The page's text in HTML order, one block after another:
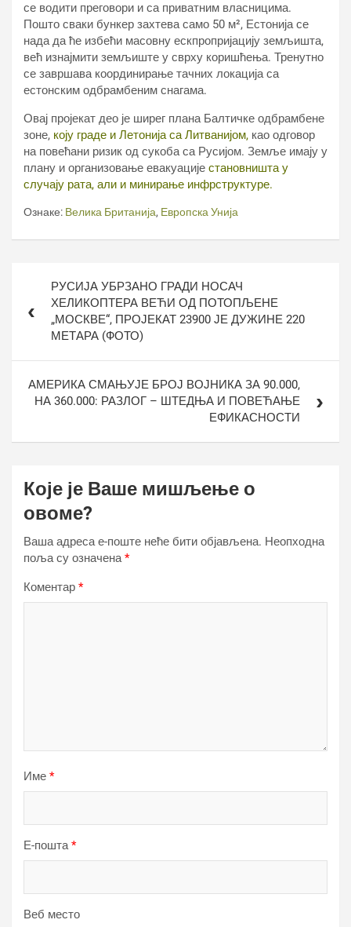
се водити преговори и са приватним власницима.
Пошто сваки бункер захтева само 50 м², Естонија се
нада да ће избећи масовну ескпропријацију земљишта,
већ изнајмити земљиште у сврху коришћења. Тренутно
се завршава координирање тачних локација са
естонским одбрамбеним снагама.
Овај пројекат део је ширег плана Балтичке одбрамбене
зоне, коју граде и Летонија са Литванијом, као одговор
на повећани ризик од сукоба са Русијом. Земље имају у
плану и организовање евакуације становништа у
случају рата, али и минирање инфрструктуре.
Ознаке: Велика Британија, Европска Унија
чланкаРУСИЈА УБРЗАНО ГРАДИ НОСАЧ
ХЕЛИКОПТЕРА ВЕЋИ ОД ПОТОПЉЕНЕ
„МОСКВЕ“, ПРОЈЕКАТ 23900 ЈЕ ДУЖИНЕ 220
МЕТАРА (ФОТО)
АМЕРИКА СМАЊУЈЕ БРОЈ ВОЈНИКА ЗА 90.000,
НА 360.000: РАЗЛОГ – ШТЕДЊА И ПОВЕЋАЊЕ
ЕФИКАСНОСТИ
Које је Ваше мишљење о
овоме?
Ваша адреса е-поште неће бити објављена. Неопходна
поља су означена*
Коментар *
Име *
Е-пошта*
Веб место